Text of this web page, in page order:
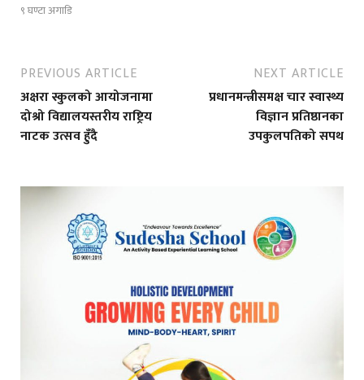
९ घण्टा अगाडि
PREVIOUS ARTICLE
अक्षरा स्कुलको आयोजनामा
दोश्रो विद्यालयस्तरीय राष्ट्रिय
नाटक उत्सव हुँदै
NEXT ARTICLE
प्रधानमन्त्रीसमक्ष चार स्वास्थ्य
विज्ञान प्रतिष्ठानका
उपकुलपतिको सपथ